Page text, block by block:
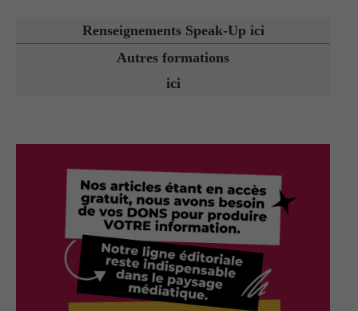
Renseignements Speak-Up ici
Autres formations
ici